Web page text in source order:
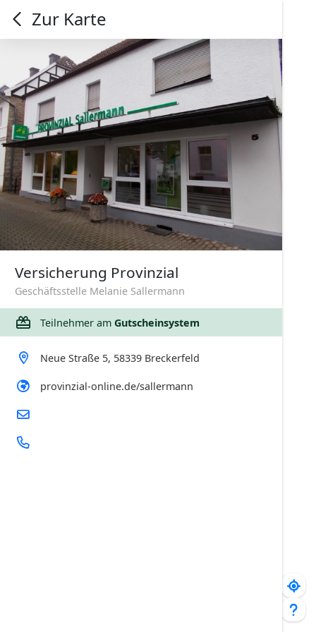
Zur Karte
Versicherung Provinzial
Geschäftsstelle Melanie Sallermann
Teilnehmer am Gutscheinsystem
Neue Straße 5, 58339 Breckerfeld
provinzial-online.de/sallermann